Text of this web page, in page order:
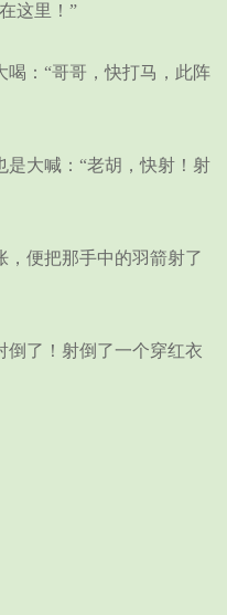
这里！”
：“哥哥，快打马，此阵
大喊：“老胡，快射！射
便把那手中的羽箭射了
了！射倒了一个穿红衣